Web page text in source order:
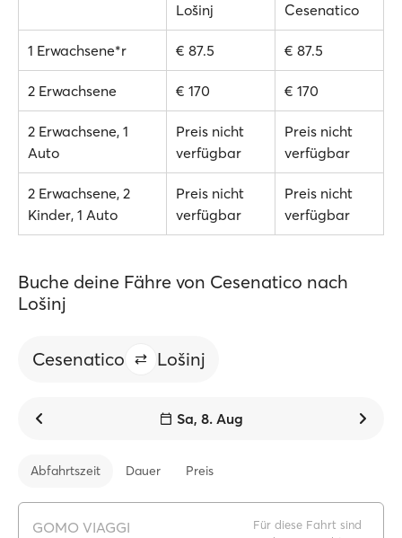
Lošinj
Cesenatico
1 Erwachsene*r € 87.5 € 87.5
2 Erwachsene € 170 € 170
2 Erwachsene, 1
Auto
Preis nicht
verfügbar
Preis nicht
verfügbar
2 Erwachsene, 2
Kinder, 1 Auto
Preis nicht
verfügbar
Preis nicht
verfügbar
Buche deine Fähre von Cesenatico nach
Lošinj
Cesenatico Lošinj
Sa, 8. Aug
Abfahrtszeit Dauer Preis
GOMO VIAGGI
Für diese Fahrt sind